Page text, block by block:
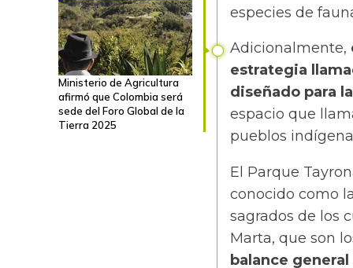
especies de
Ministerio de Agricultura
afirmó que Colombia será
sede del Foro Global de la
Tierra 2025
Adicionalmente,
estrategia
diseñado para
espacio que
pueblos
El Parque
conocido como
sagrados de los
Marta, que son
balance